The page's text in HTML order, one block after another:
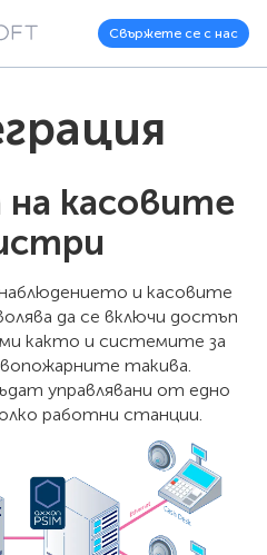
Свържете се с нас
касовите
и касовите
да се включи достъп
както и системите за
такива.
управлявани от едно
работни станции.